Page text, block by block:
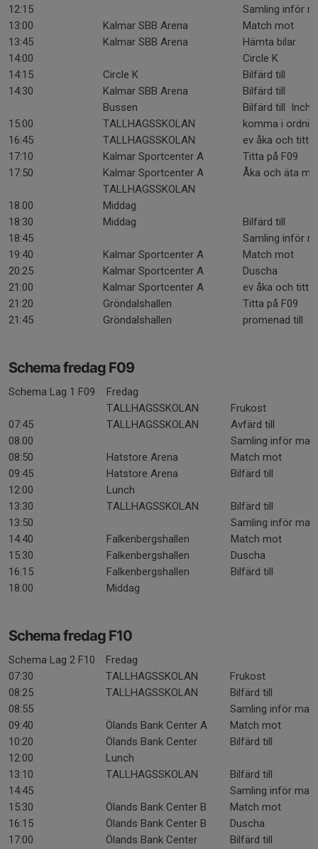
12:15
Samling inför
13:00
Kalmar SBB Arena
Match mot
13:45
Kalmar SBB Arena
Hämta bilar
14:00
Circle K
14:15
Circle K
Bilfärd till
14:30
Kalmar SBB Arena
Bilfärd till
Bussen
Bilfärd till
15:00
TALLHAGSSKOLAN
komma i
16:45
TALLHAGSSKOLAN
ev åka och titta
17:10
Kalmar Sportcenter A
Titta på F09
17:50
Kalmar Sportcenter A
Åka och äta
TALLHAGSSKOLAN
18.00
Middag
18:30
Middag
Bilfärd till
18:45
Samling inför
19:40
Kalmar Sportcenter A
Match mot
20:25
Kalmar Sportcenter A
Duscha
21:00
Kalmar Sportcenter A
ev åka och titta
21:20
Gröndalshallen
Titta på F09
21:45
Gröndalshallen promenad till
Schema fredag F09
Schema Lag 1 F09
Fredag
TALLHAGSSKOLAN
Frukost
07:45
TALLHAGSSKOLAN
Avfärd till
08.00
Samling inför
08:50
Hatstore Arena
Match mot
09:45
Hatstore Arena
Bilfärd till
12:00
Lunch
13:30
TALLHAGSSKOLAN
Bilfärd till
13:50
Samling inför
14:40
Falkenbergshallen
Match mot
15:30
Falkenbergshallen
Duscha
16:15
Falkenbergshallen
Bilfärd till
18:00
Middag
Schema fredag F10
Schema Lag 2 F10
Fredag
07:30
TALLHAGSSKOLAN
Frukost
08:25
TALLHAGSSKOLAN
Bilfärd till
08:55
Samling inför
09:40
Ölands Bank Center A
Match mot
10:20
Ölands Bank Center
Bilfärd till
12:00
Lunch
13:10
TALLHAGSSKOLAN
Bilfärd till
14:45
Samling inför
15:30
Ölands Bank Center B
Match mot
16:15
Ölands Bank Center B
Duscha
17:00
Ölands Bank Center
Bilfärd till